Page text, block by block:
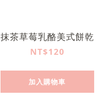
抹茶草莓乳酪美式餅乾
NT$120
加入購物車